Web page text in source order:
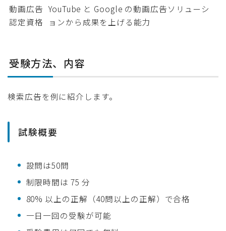
動画広告
認定資格
YouTube と Google の動画広告ソリューシ
ョンから成果を上げる能力
受験方法、内容
検索広告を例に紹介します。
試験概要
設問は50問
制限時間は 75 分
80% 以上の正解（40問以上の正解）で合格
一日一回の受験が可能